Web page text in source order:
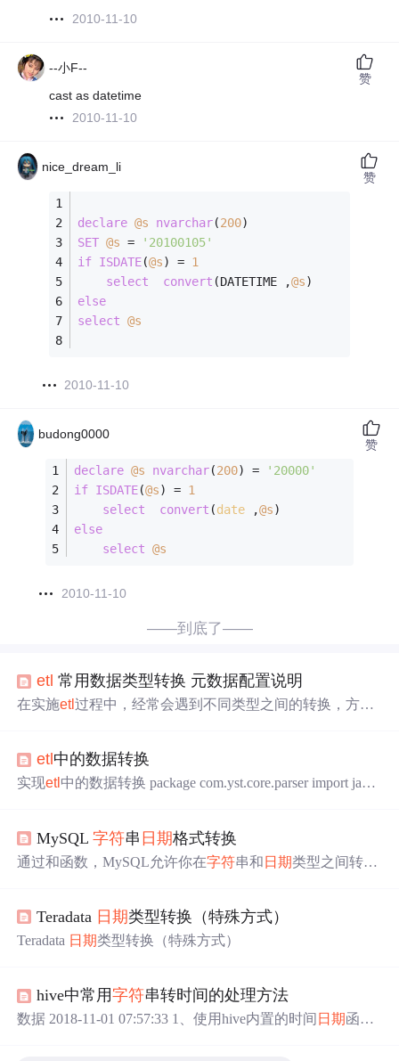
2010-11-10
--小F--
cast as datetime
2010-11-10
赞
nice_dream_li
declare @s nvarchar(200)
SET @s =
'20100105'
if ISDATE(@s) = 1
select
convert (DATETIME ,@s)
else
select @s
2010-11-10
赞
budong0000
declare @s nvarchar(200) =
'20000'
if ISDATE(@s) = 1
select
convert (date ,@s)
else
select @s
2010-11-10
赞
——到底了——
etl 常用数据类型转换 元数据配置说明
在实施etl过程中，经常会遇到不同类型之间的转换，方式
有多种，一种是通过sql语句直接转换(比较方便)，另一种
是通过在输出节点的beforeout 标签中嵌入go脚本对相应字
etl 中的数据转换
实现etl 中的数据转换 package com.yst.core.parser import java.
t java.util.TimeZo...
MySQL字符串 日期格式转换
通过和函数，MySQL允许你在字符串和 日期类型之间转
化：（与字符串中的对应使用）%Y： 年份，四位数字%
m：月份，两位数字%d：日期，两位数字%H：小时（24
用。
Teradata 日期类型转换（特殊方式）
Teradata 日期类型转换（特殊方式）
hive中常用字符串转时间的处理方法
数据 2018-11-01 07:57:33 1、使用hive内置的时间 日期函数